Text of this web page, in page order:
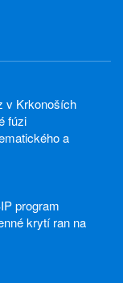
v Krkonoších
fúzi
a
program
krytí ran na